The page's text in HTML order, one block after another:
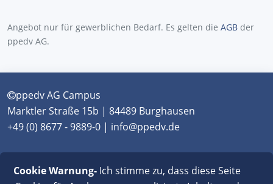
Angebot nur für gewerblichen Bedarf. Es gelten die AGB der
ppedv AG.
ppedv AG Campus
Marktler Straße 15b | 84489 Burghausen
+49 (0) 8677 - 9889-0 | info@ppedv.de
Classroom
Cookie Warnung-Ich stimme zu, dass diese Seite